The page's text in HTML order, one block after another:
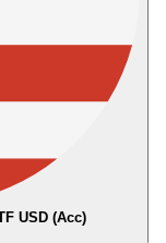
USD (Acc)